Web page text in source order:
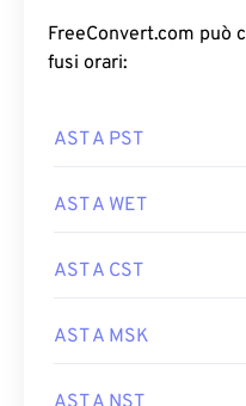
FreeConvert.com può
fusi orari:
AST A PST
AST A WET
AST A CST
AST A MSK